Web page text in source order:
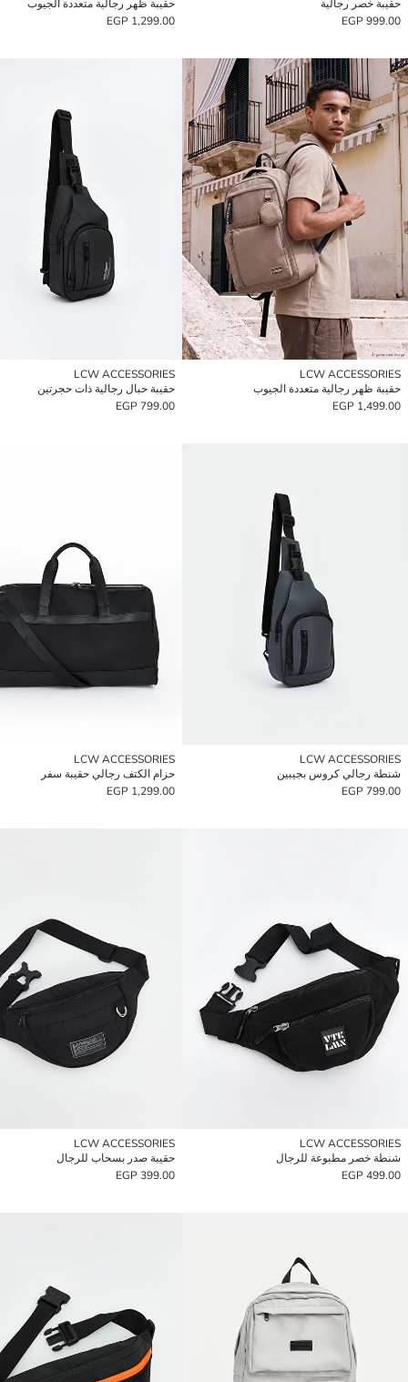
حقيبة خصر رجالية
999.00 EGP
حقيبة ظهر رجالية متعددة الجيوب
1,299.00 EGP
LCW ACCESSORIES
حقيبة ظهر رجالية متعددة الجيوب
1,499.00 EGP
LCW ACCESSORIES
حقيبة حبال رجالية ذات حجرتين
799.00 EGP
LCW ACCESSORIES
شنطة رجالي كروس بجيبين
799.00 EGP
LCW ACCESSORIES
حزام الكتف رجالي حقيبة سفر
1,299.00 EGP
LCW ACCESSORIES
شنطة خصر مطبوعة للرجال
499.00 EGP
LCW ACCESSORIES
حقيبة صدر بسحاب للرجال
399.00 EGP